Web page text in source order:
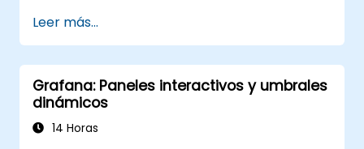
ElasticSearch.
Crear, gestionar y personalizar paneles y
gráficos.
Utilizar variables y consultas para crear
paneles dinámicos.
Configurar notificaciones y alertas a
Leer más...
Grafana: Paneles interactivos y umbrales
dinámicos
14 Horas